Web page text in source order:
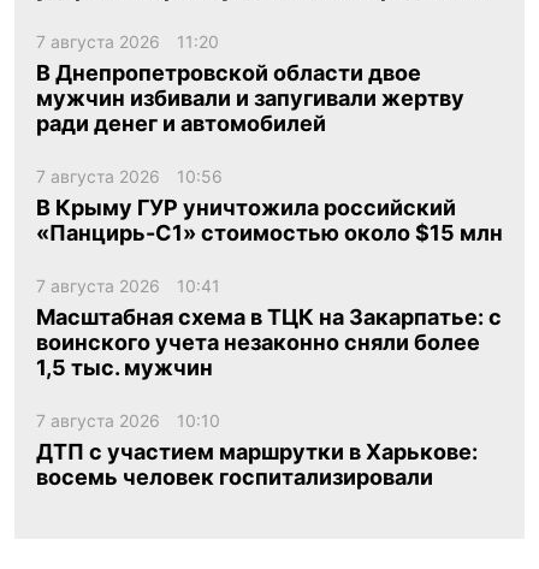
7 августа 2026 11:20
В Днепропетровской области двое
мужчин избивали и запугивали жертву
ради денег и автомобилей
7 августа 2026 10:56
В Крыму ГУР уничтожила российский
«Панцирь-С1» стоимостью около $15 млн
7 августа 2026 10:41
Масштабная схема в ТЦК на Закарпатье: с
воинского учета незаконно сняли более
1,5 тыс. мужчин
7 августа 2026 10:10
ДТП с участием маршрутки в Харькове:
восемь человек госпитализировали